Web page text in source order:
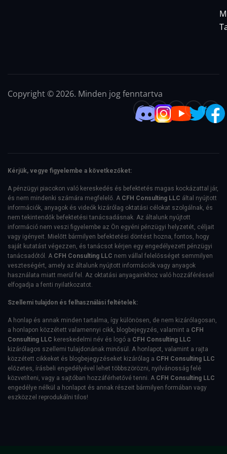
Copyright © 2026. Minden jog fenntartva
Kérjük, vegye figyelembe a következőket:
A pénzügyi piacokon való kereskedés és befektetés magas kockázattal jár,
és nem mindenki számára megfelelő. A CFH Consulting LLC által nyújtott
információk, anyagok és videók kizárólag oktatási célokat szolgálnak, és
nem tekintendők befektetési tanácsadásnak. Az általunk nyújtott
információ nem veszi figyelembe az Ön egyéni pénzügyi helyzetét, céljait
vagy igényeit. Mielőtt bármilyen befektetési döntést hozna, fontos, hogy
saját kutatást végezzen, és tanácsot kérjen egy engedélyezett pénzügyi
tanácsadótól. A CFH Consulting LLC nem vállal felelősséget semmilyen
veszteségért, amely az általunk nyújtott információk vagy anyagok
használata miatt merül fel. Az oktatási anyagainkhoz való hozzáféréssel
elfogadja a fenti nyilatkozatot.
Szellemi tulajdon és felhasználási feltételek:
A honlap és annak minden tartalma, így különösen, de nem kizárólagosan,
a honlapon közzétett valamennyi cikk, blogbejegyzés, valamint a CFH
Consulting LLC kereskedelmi név és logó a CFH Consulting LLC
kizárólagos szellemi tulajdonának minősül. A honlapot, valamint a rajta
közzétett cikkeket és blogbejegyzéseket kizárólag a CFH Consulting LLC
előzetes, írásbeli engedélyével lehet többszörözni, nyilvánosság felé
közvetíteni, vagy a sajtóban hozzáférhetővé tenni. A CFH Consulting LLC
engedélye nélkül a honlapot és annak részeit bármilyen formában vagy
eszközzel reprodukálni tilos!